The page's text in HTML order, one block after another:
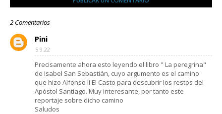
2 Comentarios
Pini
5.9.22
Precisamente ahora esto leyendo el libro " La peregrina"
de Isabel San Sebastián, cuyo argumento es el camino
que hizo Alfonso II El Casto para descubrir los restos del
Apóstol Santiago. Muy interesante, por tanto este
reportaje sobre dicho camino
Saludos